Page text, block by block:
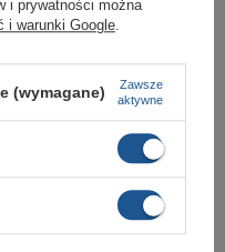
buty sportowe męskie
6 M do biegania lekkie
Dodaj do porównania
i prywatności można
i warunki Google
(wymagane)
Zawsze
aktywne